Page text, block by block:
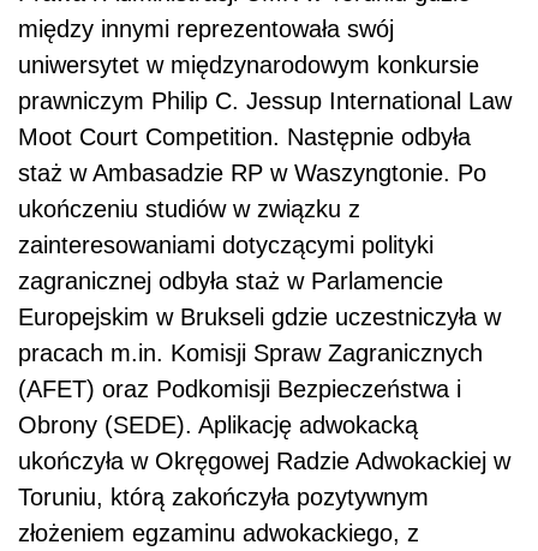
między innymi reprezentowała swój
uniwersytet w międzynarodowym konkursie
prawniczym Philip C. Jessup International Law
Moot Court Competition. Następnie odbyła
staż w Ambasadzie RP w Waszyngtonie. Po
ukończeniu studiów w związku z
zainteresowaniami dotyczącymi polityki
zagranicznej odbyła staż w Parlamencie
Europejskim w Brukseli gdzie uczestniczyła w
pracach m.in. Komisji Spraw Zagranicznych
(AFET) oraz Podkomisji Bezpieczeństwa i
Obrony (SEDE). Aplikację adwokacką
ukończyła w Okręgowej Radzie Adwokackiej w
Toruniu, którą zakończyła pozytywnym
złożeniem egzaminu adwokackiego, z